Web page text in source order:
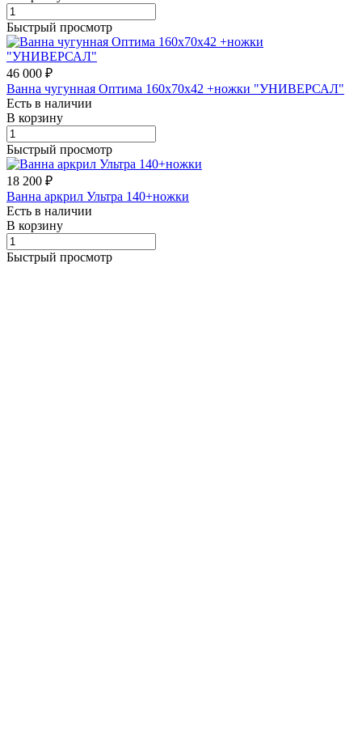
Быстрый просмотр
46 000 ₽
Ванна чугунная Оптима 160х70х42 +ножки "УНИВЕРСАЛ"
Есть в наличии
В корзину
Быстрый просмотр
18 200 ₽
Ванна аркрил Ультра 140+ножки
Есть в наличии
В корзину
Быстрый просмотр